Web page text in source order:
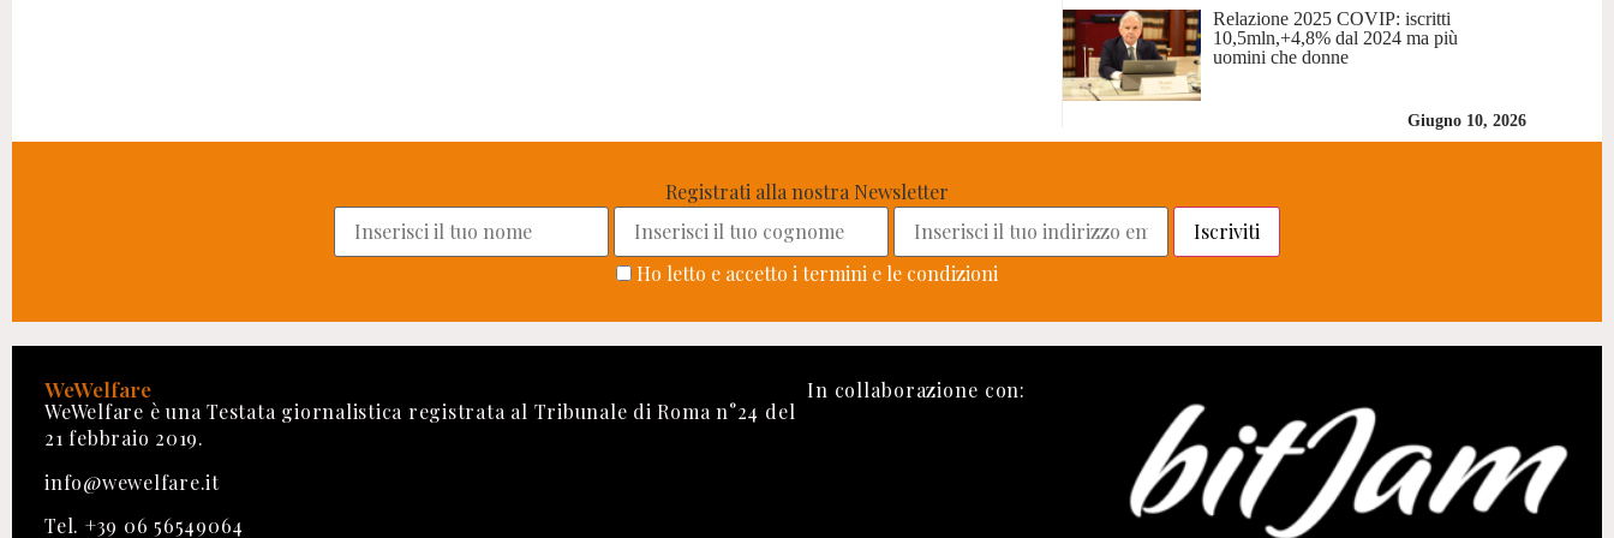
Relazione 2025 COVIP: iscritti
10,5mln,+4,8% dal 2024 ma più
uomini che donne
Giugno 10, 2026
Registrati alla nostra Newsletter
Ho letto e accetto i termini e le condizioni
WeWelfare
WeWelfare è una Testata giornalistica registrata al Tribunale di Roma n°24 del
21 febbraio 2019.
info@wewelfare.it
Tel. +39 06 56549064
In collaborazione con: